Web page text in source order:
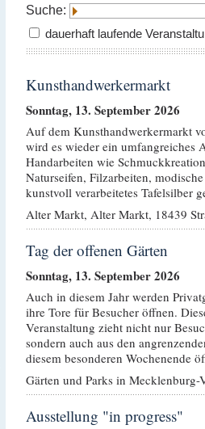
Suche:
dauerhaft laufende
Kunsthandwerkermarkt
Sonntag, 13. September 2026
Auf dem Kunsthandwerkermarkt
wird es wieder ein umfangreiches
Handarbeiten wie
Naturseifen, Filzarbeiten,
kunstvoll verarbeitetes Tafelsilber
Alter Markt, Alter Markt, 18439
Tag der offenen Gärten
Sonntag, 13. September 2026
Auch in diesem Jahr werden
ihre Tore für Besucher öffnen.
Veranstaltung zieht nicht nur
sondern auch aus den
diesem besonderen Wochenende
Gärten und Parks in Mecklenburg-
Ausstellung "in progress"